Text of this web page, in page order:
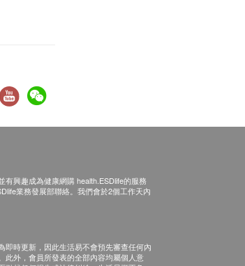
興趣成為健康網購 health.ESDlife的服務
業務發展部聯絡。我們會於2個工作天內
即時更新，因此生活易不會預先審查任何內
此外，會員所發表的全部內容均屬個人意